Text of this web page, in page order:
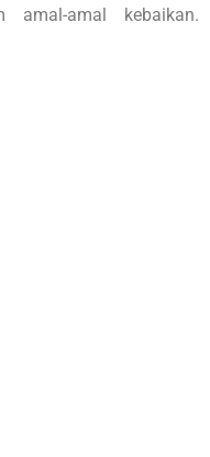
amal kebaikan.